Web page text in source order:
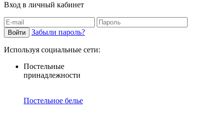
Вход в личный кабинет
Забыли пароль?
Используя социальные сети:
Постельные
принадлежности
Постельное белье